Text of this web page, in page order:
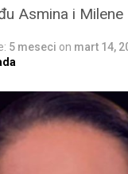
Asmina i
5 meseci on mart 14,